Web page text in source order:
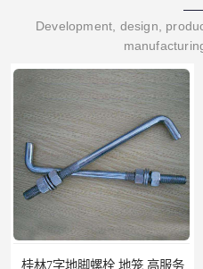
Development, design,
桂林7字地脚螺栓 地笼 高服务